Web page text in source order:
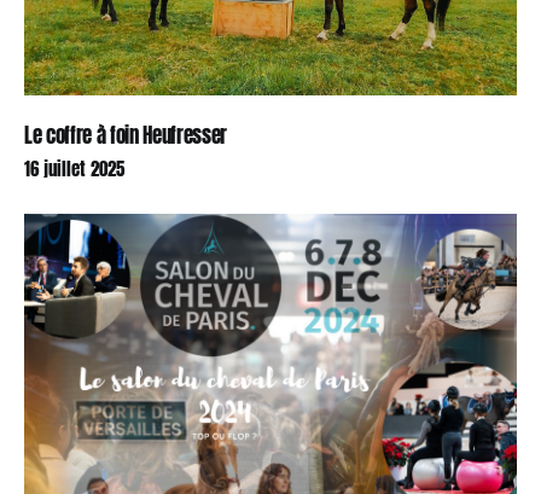
Le coffre à foin Heufresser
16 juillet 2025